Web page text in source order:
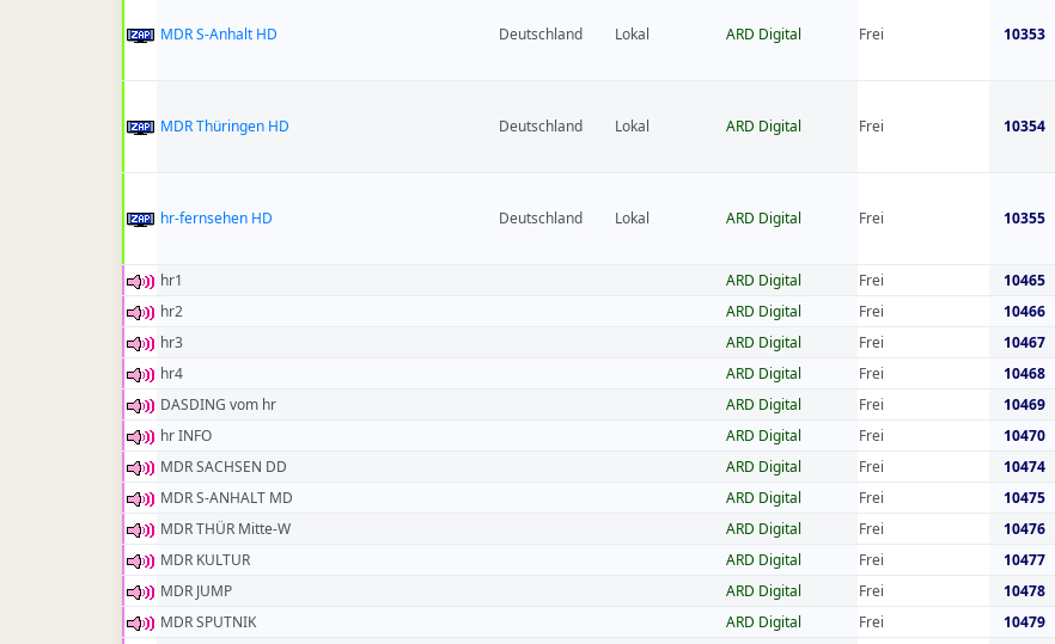
MDR S-Anhalt HD Deutschland Lokal ARD Digital Frei 10353
MDR Thüringen HD Deutschland Lokal ARD Digital Frei 10354
hr-fernsehen HD Deutschland Lokal ARD Digital Frei 10355
hr1 ARD Digital Frei 10465
hr2
ARD Digital Frei 10466
hr3
ARD Digital Frei 10467
hr4
ARD Digital Frei 10468
DASDING vom hr
ARD Digital Frei 10469
hr INFO
ARD Digital Frei 10470
MDR SACHSEN DD
ARD Digital Frei 10474
MDR S-ANHALT MD
ARD Digital Frei 10475
MDR THÜR Mitte-W
ARD Digital Frei 10476
MDR KULTUR
ARD Digital Frei 10477
MDR JUMP
ARD Digital Frei 10478
MDR SPUTNIK
ARD Digital Frei 10479